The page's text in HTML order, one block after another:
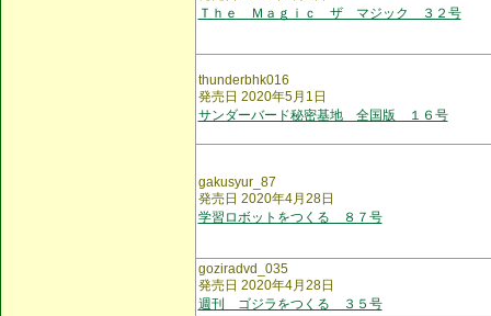
Ｔｈｅ Ｍａｇｉｃ ザ マジック ３２号
thunderbhk016
発売日 2020年5月1日
サンダーバード秘密基地 全国版 １６号
gakusyur_87
発売日 2020年4月28日
学習ロボットをつくる ８７号
goziradvd_035
発売日 2020年4月28日
週刊 ゴジラをつくる ３５号